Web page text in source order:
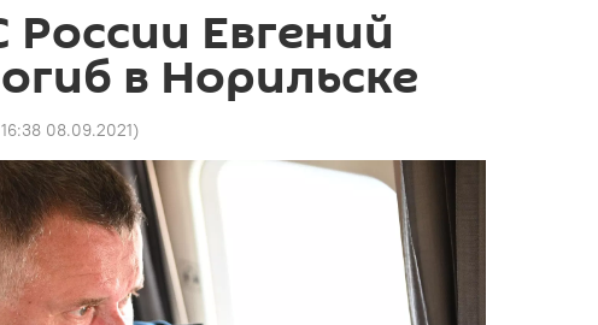
Евгений
в Норильске
16:38 08.09.2021)